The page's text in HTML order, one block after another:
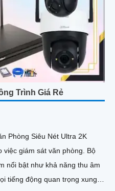
Trình Giá Rẻ
Phòng Siêu Nét Ultra 2K
giám sát văn phòng. Bộ
nổi bật như khả năng thu âm
tiếng động quan trọng xung